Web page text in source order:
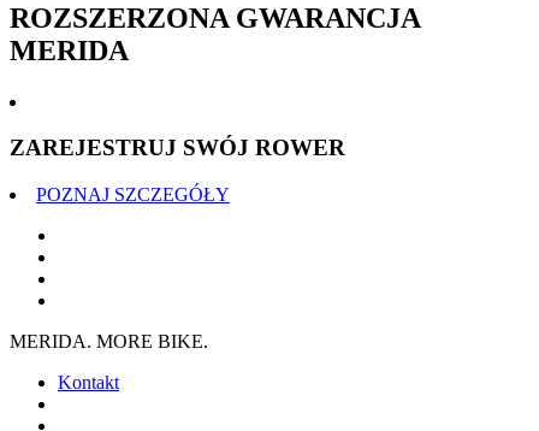
ROZSZERZONA GWARANCJA
MERIDA
ZAREJESTRUJ SWÓJ ROWER
POZNAJ SZCZEGÓŁY
MERIDA. MORE BIKE.
Kontakt